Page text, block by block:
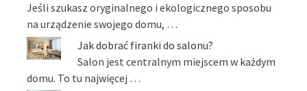
Jeśli szukasz oryginalnego i ekologicznego sposobu
na urządzenie swojego domu, …
Jak dobrać firanki do salonu?
Salon jest centralnym miejscem w każdym
domu. To tu najwięcej …